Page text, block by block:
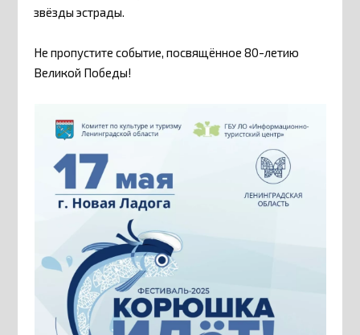
звёзды эстрады.
Не пропустите событие, посвящённое 80-летию
Великой Победы!